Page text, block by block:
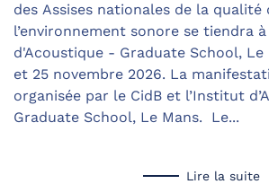
des Assises nationales de la qualité
l’environnement sonore se tiendra
d'Acoustique - Graduate School, Le
et 25 novembre 2026. La
organisée par le CidB et l’Institut
Graduate School, Le Mans. Le...
Lire la suite